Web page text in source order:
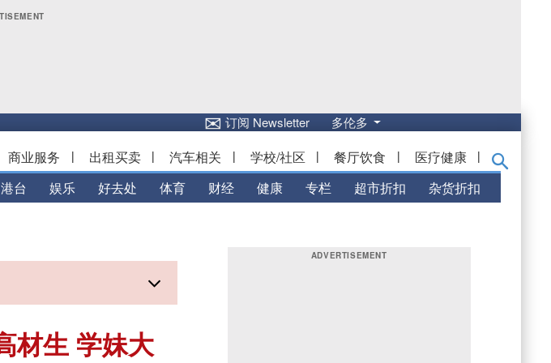
✉订阅 Newsletter 多伦多
商业服务 | 出租买卖 | 汽车相关 | 学校/社区 | 餐厅饮食 | 医疗健康 |
台 娱乐 好去处 体育 财经 健康 专栏 超市折扣 杂货折扣
材生 学妹大